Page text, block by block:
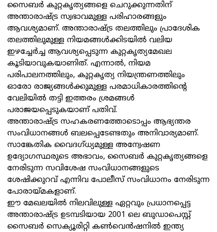
സൈബര്‍ കുറ്റകൃത്യങ്ങളെ ചെറുക്കുന്നതിന്
അന്താരാഷ്ട്ര സ്വഭാവമുള്ള പരിഹാരങ്ങളും
ആവശ്യമാണ്. അന്താരാഷ്ട്ര തലത്തിലും പ്രാദേശിക
തലത്തിലുമുള്ള നിയമങ്ങള്‍ക്കിടയില്‍ വലിയ
ഇഴച്ചേര്‍ച്ച ആവശ്യപ്പെടുന്ന കുറ്റകൃത്യമേഖല
കൂടിയാവുകയാണിത്. എന്നാല്‍, നിയമ
പരിപാലനത്തിലും, കുറ്റകൃത്യ നിയന്ത്രണത്തിലും
ഓരോ രാജ്യങ്ങള്‍ക്കുമുള്ള പരമാധികാരത്തിന്റെ
വേലിയില്‍ തട്ടി ഇത്തരം ശ്രമങ്ങള്‍
പരാജയപ്പെടുകയാണ് പതിവ്.
അന്താരാഷ്ട്ര സഹകരണത്തോടൊപ്പം ആഭ്യന്തര
സംവിധാനങ്ങള്‍ ബലപ്പെടേണ്ടതും അനിവാര്യമാണ്.
സാങ്കേതിക വൈദഗ്ധ്യമുള്ള അന്വേഷണ
ഉദ്യോഗസ്ഥരുടെ അഭാവം, സൈബര്‍ കുറ്റകൃത്യങ്ങളെ
നേരിടുന്ന സവിശേഷ സംവിധാനങ്ങളുടെ
ശേഷിക്കുറവ് എന്നിവ പോലീസ് സംവിധാനം നേരിടുന്ന
പോരായ്മകളാണ്.
ഈ മേഖലയില്‍ നിലവിലുള്ള ഏറ്റവും പ്രധാനപ്പെട്ട
അന്താരാഷ്ട്ര ഉടമ്പടിയായ 2001 ലെ ബുഡാപെസ്റ്റ്
സൈബര്‍ സെക്യൂരിറ്റി കൺവെൻഷനിൽ ഇന്ത്യ